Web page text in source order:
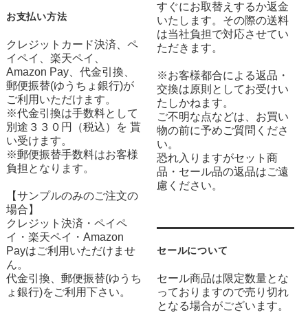
お支払い方法
クレジットカード決済、ペ
イペイ、楽天ペイ、
Amazon Pay、代金引換、
郵便振替(ゆうちょ銀行)が
ご利用いただけます。
※代金引換は手数料として
別途３３０円（税込）を 貰
い受けます。
※郵便振替手数料はお客様
負担となります。
【サンプルのみのご注文の
場合】
クレジット決済・ペイペ
イ・楽天ペイ・Amazon
Payはご利用いただけませ
ん。
代金引換、郵便振替(ゆうち
ょ銀行)をご利用下さい。
すぐにお取替えするか返金
いたします。その際の送料
は当社負担で対応させてい
ただきます。
※お客様都合による返品・
交換は原則としてお受けい
たしかねます。
ご不明な点などは、お買い
物の前に予めご質問くださ
い。
恐れ入りますがセット商
品・セール品の返品はご遠
慮ください。
セールについて
セール商品は限定数量とな
っておりますので売り切れ
となる場合がございます。